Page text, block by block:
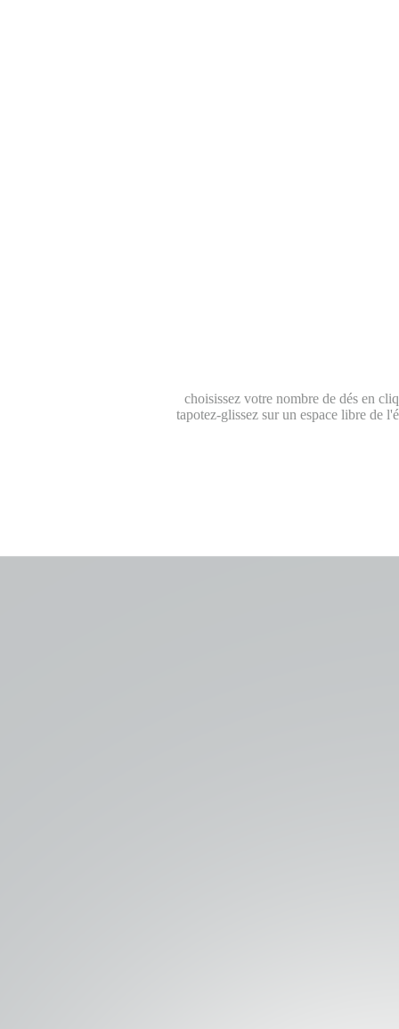
choisissez votre nombre de dés en
tapotez-glissez sur un espace libre de